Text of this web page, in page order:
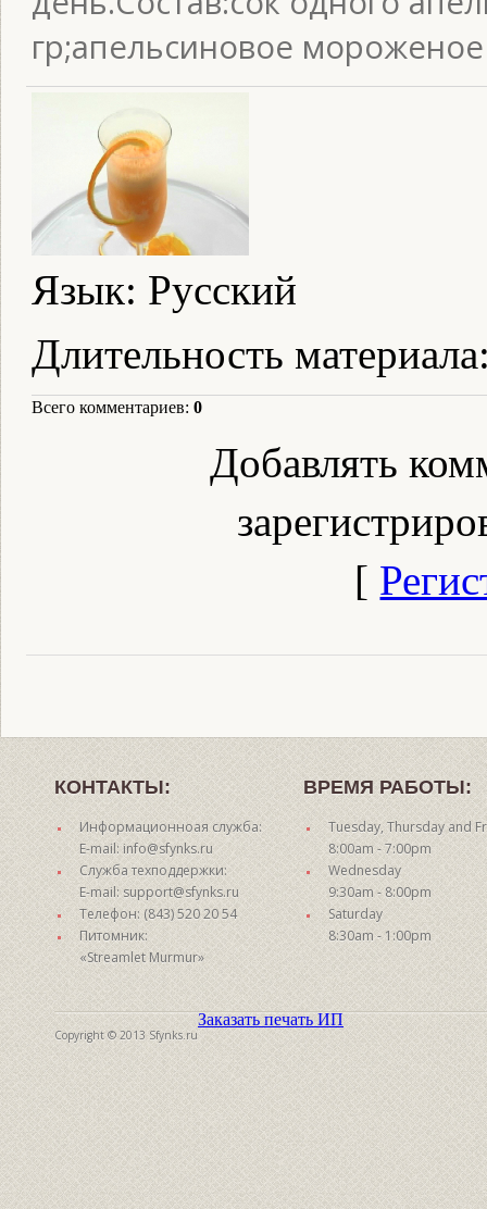
гр;апельсиновое
Язык: Русский
Длительность материала
Всего комментариев: 0
Добавлять
[
КОНТАКТЫ:
Информационноая служба:
E-mail: info@sfynks.ru
Служба техподдержки:
E-mail: support@sfynks.ru
Телефон: (843) 520 20 54
Питомник:
«Streamlet Murmur»
ВРЕМЯ РАБОТЫ:
Tuesday, Thursday and
8:00am - 7:00pm
Wednesday
9:30am - 8:00pm
Saturday
8:30am - 1:00pm
Copyright © 2013 Sfynks.ru
Заказать печать ИП